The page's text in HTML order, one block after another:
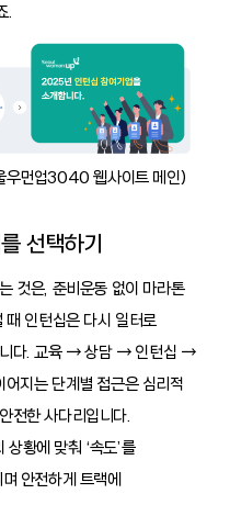
.
우먼업3040 웹사이트 메인)
선택하기
것은, 준비운동 없이 마라톤
때 인턴십은 다시 일터로
니다. 교육 → 상담 → 인턴십 →
지는 단계별 접근은 심리적
전한 사다리입니다.
황에 맞춰 ‘속도’를
안전하게 트랙에